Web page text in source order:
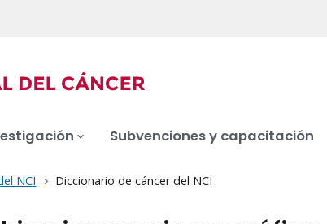
Subvenciones y capacitación
NCI Diccionario de cáncer del NCI